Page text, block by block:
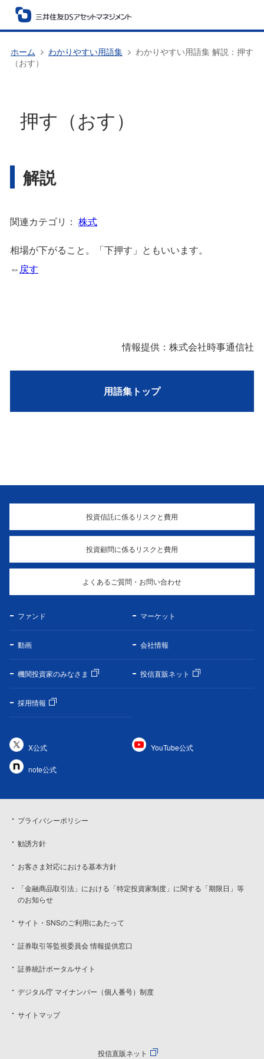
ホーム わかりやすい用語集
わかりやすい用語集 解説：押す
（おす）
押す（おす）
解説
関連カテゴリ： 株式
相場が下がること。「下押す」ともいいます。
⇔戻す
情報提供：株式会社時事通信社
用語集トップ
投資信託に係るリスクと費用
投資顧問に係るリスクと費用
よくあるご質問・お問い合わせ
ファンド マーケット
動画 会社情報
機関投資家のみなさま 投信直販ネット
採用情報
X公式 YouTube公式
note公式
プライバシーポリシー
勧誘方針
お客さま対応における基本方針
「金融商品取引法」における「特定投資家制度」に関する「期限日」等
のお知らせ
サイト・SNSのご利用にあたって
証券取引等監視委員会 情報提供窓口
証券統計ポータルサイト
デジタル庁 マイナンバー（個人番号）制度
サイトマップ
投信直販ネット